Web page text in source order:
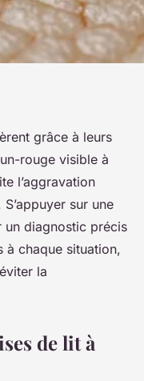
:
et traiter
grâce à leurs
rouge visible à
l’aggravation
sur une
un diagnostic précis
à chaque situation,
la
de lit à